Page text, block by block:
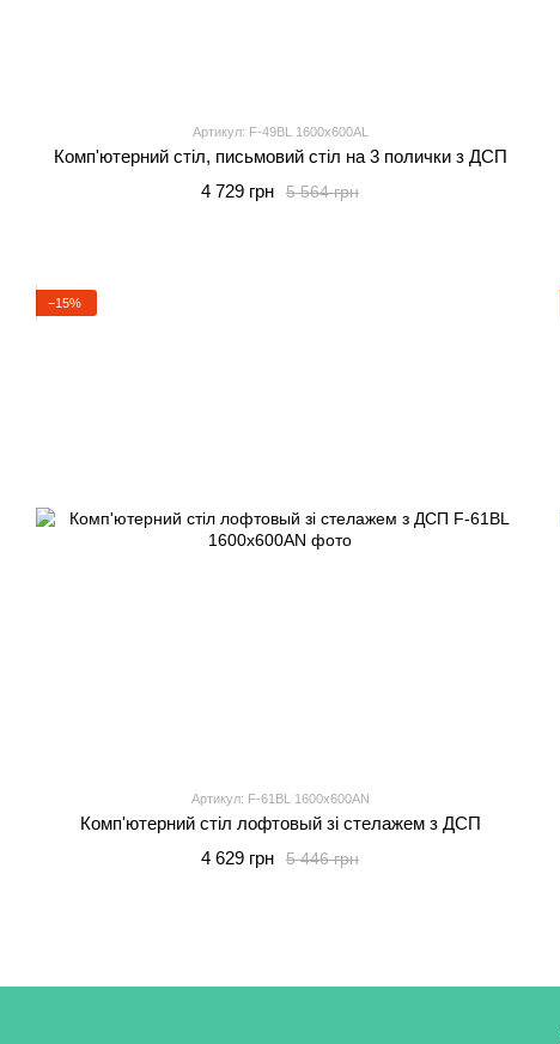
Артикул: F-49BL 1600x600AL
Комп'ютерний стіл, письмовий стіл на 3 полички з ДСП
5 564 грн
4 729 грн
−15%
Артикул: F-61BL 1600x600AN
Комп'ютерний стіл лофтовый зі стелажем з ДСП
5 446 грн
4 629 грн